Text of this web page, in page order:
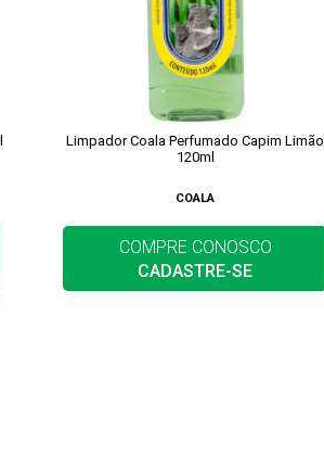
Limpador Coala Perfumado Capim Limão
120ml
COALA
COMPRE CONOSCO
CADASTRE-SE